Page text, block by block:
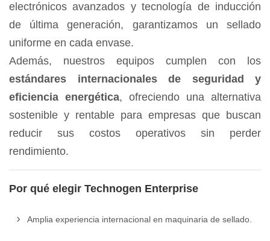
electrónicos avanzados y tecnología de inducción
de última generación, garantizamos un sellado
uniforme en cada envase.
Además, nuestros equipos cumplen con los
estándares internacionales de seguridad y
eficiencia energética, ofreciendo una alternativa
sostenible y rentable para empresas que buscan
reducir sus costos operativos sin perder
rendimiento.
Por qué elegir Technogen Enterprise
Amplia experiencia internacional en maquinaria de sellado.